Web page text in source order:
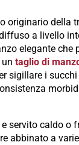
originario della
a livello
elegante che
untaglio di
sigillare i succhi
e servito caldo o
abbinato a